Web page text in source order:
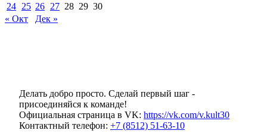
24 25 26 27 28 29 30
« Окт
Дек »
Делать добро просто. Сделай первый шаг -
присоединяйся к команде!
Официальная страница в VK: https://vk.com/v.kult30
Контактный телефон: +7 (8512) 51-63-10